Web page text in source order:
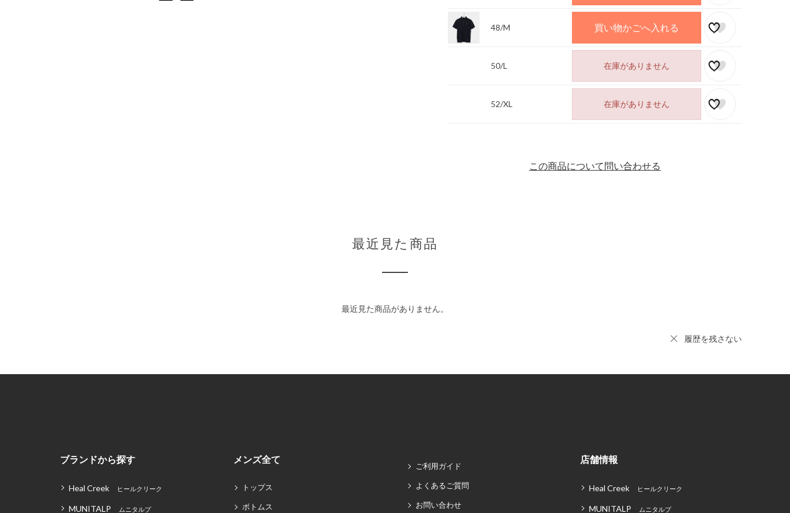
48/M 買い物かごへ入れる
50/L 在庫がありません
52/XL 在庫がありません
この商品について問い合わせる
最近見た商品
最近見た商品がありません。
履歴を残さない
ブランドから探す
Heal Creek ヒールクリーク
MUNITALP ムニタルプ
メンズ全て
トップス
ボトムス
ご利用ガイド
よくあるご質問
お問い合わせ
店舗情報
Heal Creek ヒールクリーク
MUNITALP ムニタルプ